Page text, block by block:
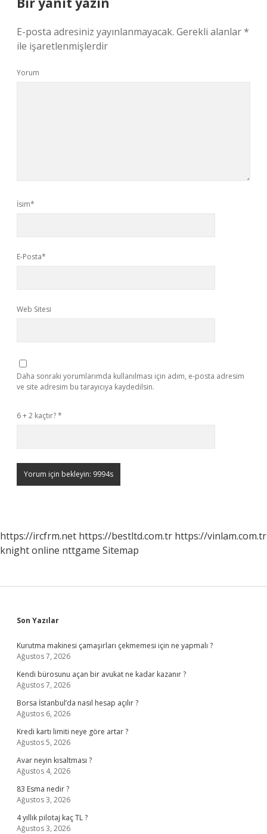
E-posta adresiniz yayınlanmayacak. Gerekli alanlar*
ile işaretlenmişlerdir
Yorum
İsim*
E-Posta*
Web Sitesi
Daha sonraki yorumlarımda kullanılması için adım, e-posta adresim
ve site adresim bu tarayıcıya kaydedilsin.
6 + 2 kaçtır?*
https://ircfrm.net https://bestltd.com.tr https://vinlam.com.tr
knight online nttgame Sitemap
Sidebar
Son Yazılar
Kurutma makinesi çamaşırları çekmemesi için ne yapmalı ?
Ağustos 7, 2026
Kendi bürosunu açan bir avukat ne kadar kazanır ?
Ağustos 7, 2026
Borsa İstanbul’da nasıl hesap açılır ?
Ağustos 6, 2026
Kredi kartı limiti neye göre artar ?
Ağustos 5, 2026
Avar neyin kısaltması ?
Ağustos 4, 2026
83 Esma nedir ?
Ağustos 3, 2026
4 yıllık pilotaj kaç TL ?
Ağustos 3, 2026